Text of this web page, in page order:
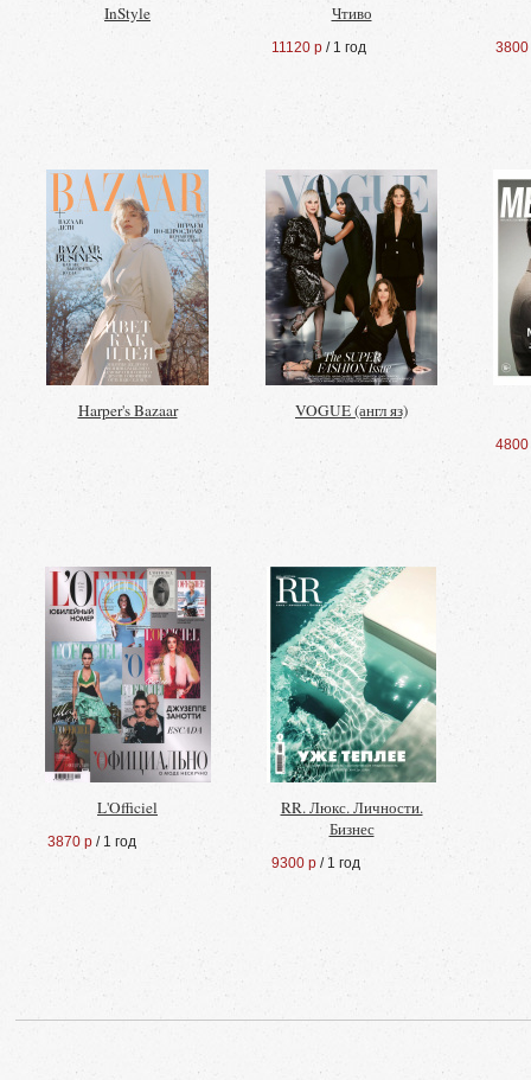
InStyle Чтиво
11120 р / 1 год 3800
Harper's Bazaar VOGUE (англ яз)
4800
L'Officiel
3870 р / 1 год
RR. Люкс. Личности.
Бизнес
9300 р / 1 год